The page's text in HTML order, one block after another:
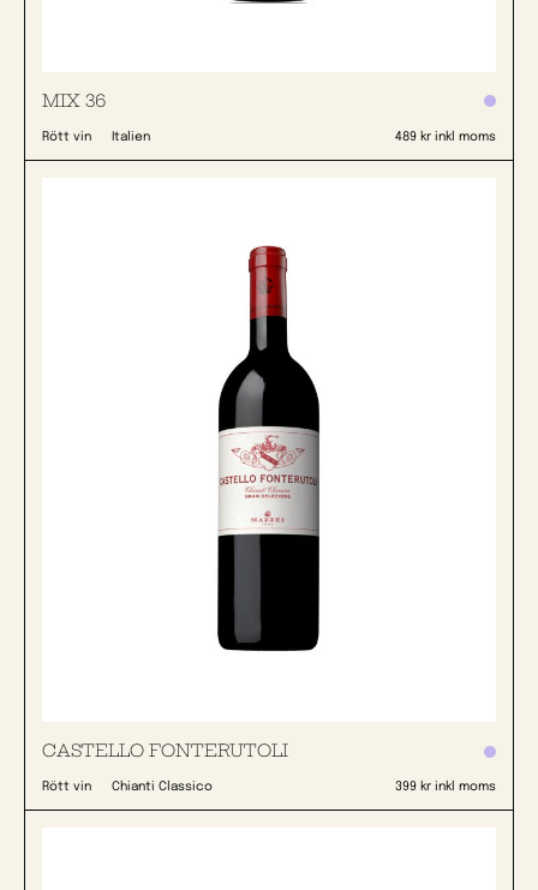
MIX 36
Rött vin Italien 489 kr inkl moms
CASTELLO FONTERUTOLI
Rött vin Chianti Classico 399 kr inkl moms